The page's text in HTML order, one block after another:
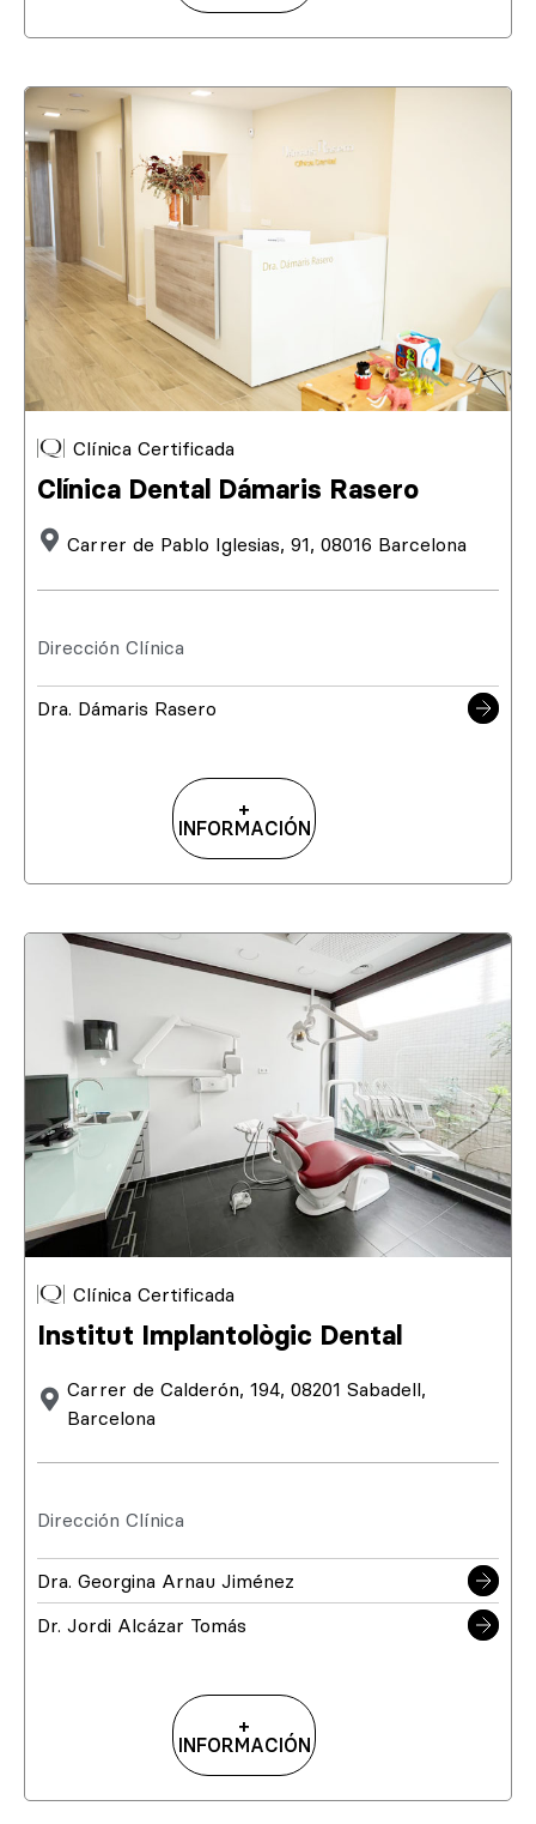
Clínica Certificada
Clínica Dental Dámaris Rasero
Carrer de Pablo Iglesias, 91, 08016 Barcelona
Dirección Clínica
Dra. Dámaris Rasero
+
INFORMACIÓN
Clínica Certificada
Institut Implantològic Dental
Carrer de Calderón, 194, 08201 Sabadell,
Barcelona
Dirección Clínica
Dra. Georgina Arnau Jiménez
Dr. Jordi Alcázar Tomás
+
INFORMACIÓN